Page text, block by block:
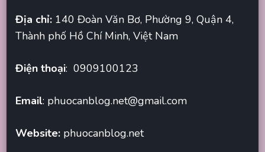
Địa chỉ: 140 Đoàn Văn Bơ, Phường 9, Quận 4,
Thành phố Hồ Chí Minh, Việt Nam
Điện thoại: 0909100123
Email: phuocanblog.net@gmail.com
Website: phuocanblog.net